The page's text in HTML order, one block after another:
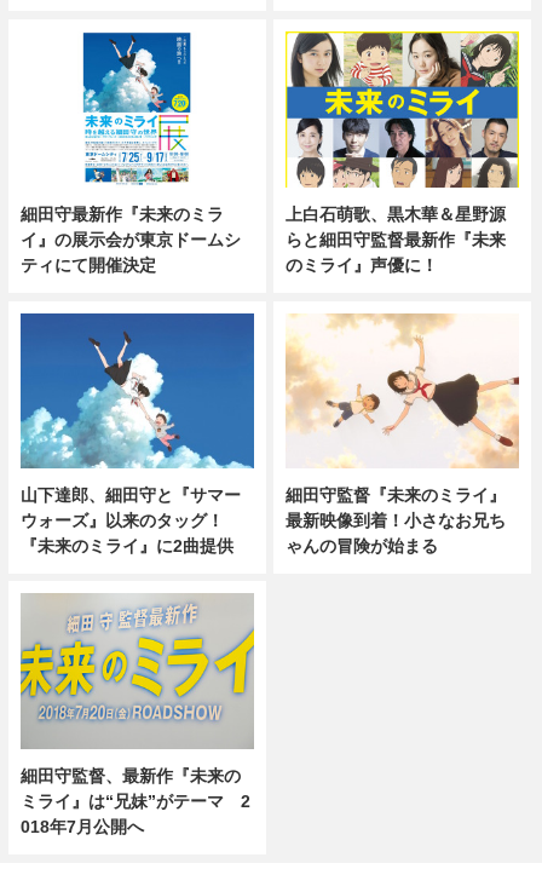
細田守最新作『未来のミラ
イ』の展示会が東京ドームシ
ティにて開催決定
上白石萌歌、黒木華＆星野源
らと細田守監督最新作『未来
のミライ』声優に！
山下達郎、細田守と『サマー
ウォーズ』以来のタッグ！
『未来のミライ』に2曲提供
細田守監督『未来のミライ』
最新映像到着！小さなお兄ち
ゃんの冒険が始まる
細田守監督、最新作『未来の
ミライ』は“兄妹”がテーマ 2
018年7月公開へ